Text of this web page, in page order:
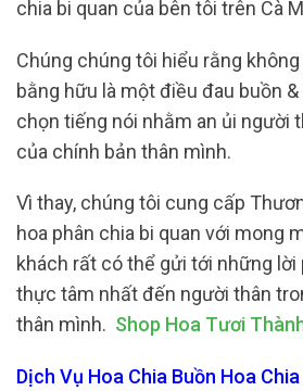
chia bi quan của bên tôi trên Cà
Chúng chúng tôi hiểu rằng
bằng hữu là một điều đau buồn
chọn tiếng nói nhằm an ủi người
của chính bản thân mình.
Vì thay, chúng tôi cung cấp
hoa phân chia bi quan với mong
khách rất có thể gửi tới những lời
thực tâm nhất đến người thân
thân mình. Shop Hoa Tươi
Dịch Vụ Hoa Chia Buồn Hoa